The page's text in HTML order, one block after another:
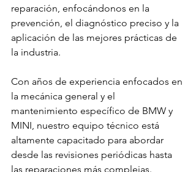
reparación, enfocándonos en la
prevención, el diagnóstico preciso y la
aplicación de las mejores prácticas de
la industria.
Con años de experiencia enfocados en
la mecánica general y el
mantenimiento específico de BMW y
MINI, nuestro equipo técnico está
altamente capacitado para abordar
desde las revisiones periódicas hasta
las reparaciones más complejas.